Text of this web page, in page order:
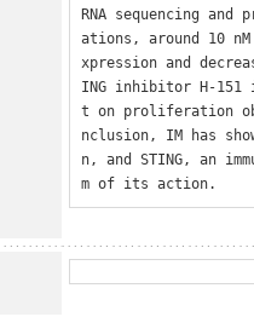
RNA sequencing
ations, around 10
xpression and
ING inhibitor H-
t on proliferation
nclusion, IM has
n, and STING, an
m of its action.